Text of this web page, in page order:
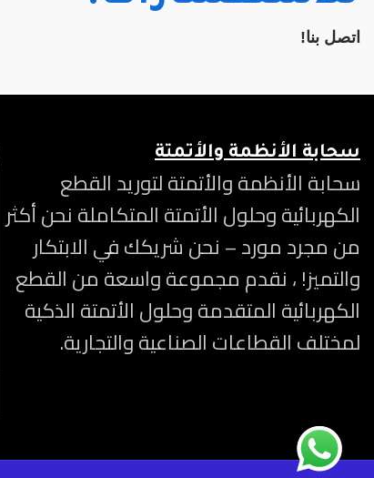
اتصل بنا!
سحابة الأنظمة والأتمتة
سحابة الأنظمة والأتمتة لتوريد القطع
الكهربائية وحلول الأتمتة المتكاملة نحن أكثر
من مجرد مورد – نحن شريكك في الابتكار
والتميز! ، نقدم مجموعة واسعة من القطع
الكهربائية المتقدمة وحلول الأتمتة الذكية
لمختلف القطاعات الصناعية والتجارية.